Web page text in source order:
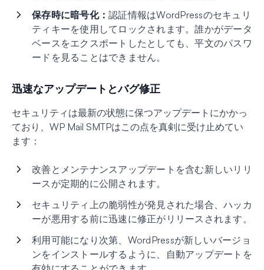
保存時に暗号化： 認証情報はWordPressのセキュリ
ティキーを使用してロックされます。誰かがデータ
ベースをエクスポートしたとしても、平文のパスワ
ードを見ることはできません。
迅速なアップデートとバグ修正
セキュリティは最新の状態に保つアップデートにかかっ
ており、WP Mail SMTPはこの点を真剣に受け止めてい
ます：
改善とメンテナンスアップデートを含む新しいリリ
ースが定期的に公開されます。
セキュリティ上の脆弱性が発見された場合、ハッカ
ーが悪用する前に迅速に修正がリリースされます。
利用可能になり次第、WordPressが新しいバージョ
ンをインストールするように、自動アップデートを